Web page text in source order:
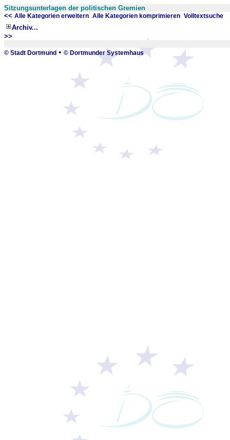
Sitzungsunterlagen der politischen Gremien
<< Alle Kategorien erweitern Alle Kategorien komprimieren Volltextsuche
Archiv...
>>
© Stadt Dortmund • © Dortmunder Systemhaus